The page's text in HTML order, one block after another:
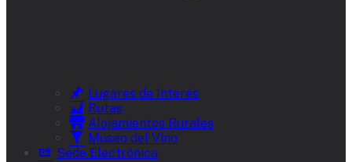
Lugares de Interés
Rutas
Alojamientos Rurales
Museo del Vino
Sede Electrónica